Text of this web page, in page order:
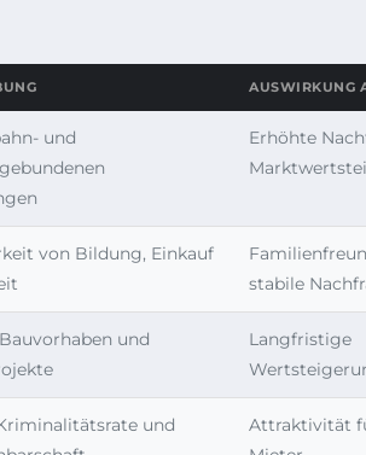
AUSWIRKUNG
und
Erhöhte
von Bildung, Einkauf
stabile
und
Langfristige
und
Attraktivität